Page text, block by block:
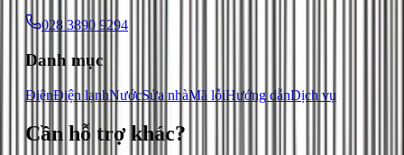
028 3890 9294
Danh mục
ĐiệnĐiện lạnhNướcSửa nhàMã lỗiHướng dẫnDịch vụ
Cần hỗ trợ khác?